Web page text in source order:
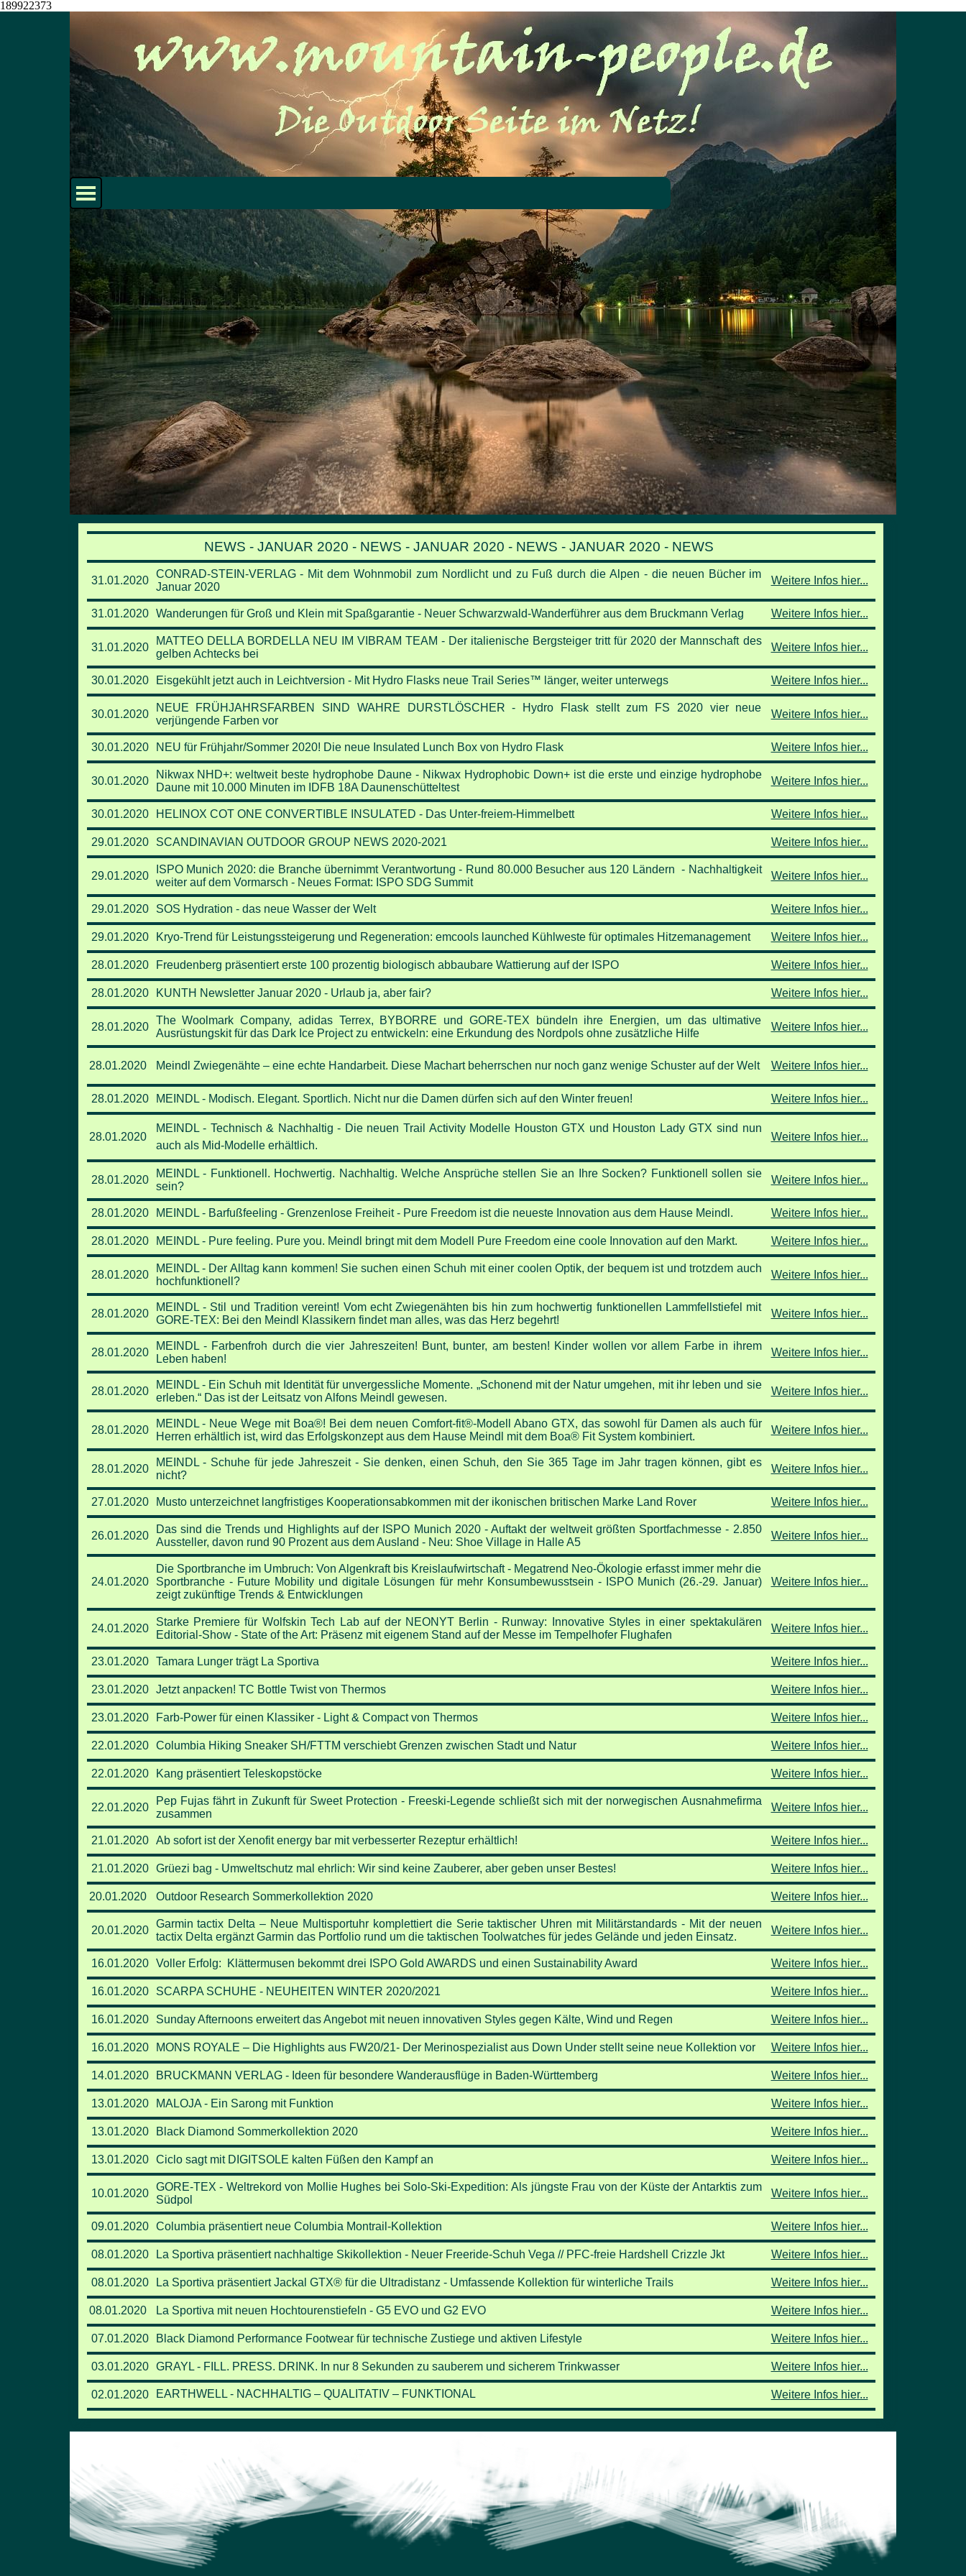
189922373
Direkt zum Seiteninhalt
NEWS - JANUAR 2020 - NEWS - JANUAR 2020 - NEWS - JANUAR 2020 - NEWS
31.01.2020
CONRAD-STEIN-VERLAG - Mit dem Wohnmobil zum Nordlicht und zu Fuß durch die Alpen - die neuen Bücher im
Januar 2020
Weitere Infos hier...
31.01.2020 Wanderungen für Groß und Klein mit Spaßgarantie - Neuer Schwarzwald-Wanderführer aus dem Bruckmann Verlag Weitere Infos hier...
31.01.2020
MATTEO DELLA BORDELLA NEU IM VIBRAM TEAM - Der italienische Bergsteiger tritt für 2020 der Mannschaft des
gelben Achtecks bei
Weitere Infos hier...
30.01.2020 Eisgekühlt jetzt auch in Leichtversion - Mit Hydro Flasks neue Trail Series™ länger, weiter unterwegs Weitere Infos hier...
30.01.2020
NEUE FRÜHJAHRSFARBEN SIND WAHRE DURSTLÖSCHER - Hydro Flask stellt zum FS 2020 vier neue
verjüngende Farben vor
Weitere Infos hier...
30.01.2020 NEU für Frühjahr/Sommer 2020! Die neue Insulated Lunch Box von Hydro Flask Weitere Infos hier...
30.01.2020
Nikwax NHD+: weltweit beste hydrophobe Daune - Nikwax Hydrophobic Down+ ist die erste und einzige hydrophobe
Daune mit 10.000 Minuten im IDFB 18A Daunenschütteltest
Weitere Infos hier...
30.01.2020 HELINOX COT ONE CONVERTIBLE INSULATED - Das Unter-freiem-Himmelbett Weitere Infos hier...
29.01.2020 SCANDINAVIAN OUTDOOR GROUP NEWS 2020-2021 Weitere Infos hier...
29.01.2020
ISPO Munich 2020: die Branche übernimmt Verantwortung - Rund 80.000 Besucher aus 120 Ländern - Nachhaltigkeit
weiter auf dem Vormarsch - Neues Format: ISPO SDG Summit
Weitere Infos hier...
29.01.2020 SOS Hydration - das neue Wasser der Welt Weitere Infos hier...
29.01.2020 Kryo-Trend für Leistungssteigerung und Regeneration: emcools launched Kühlweste für optimales Hitzemanagement Weitere Infos hier...
28.01.2020 Freudenberg präsentiert erste 100 prozentig biologisch abbaubare Wattierung auf der ISPO Weitere Infos hier...
28.01.2020 KUNTH Newsletter Januar 2020 - Urlaub ja, aber fair? Weitere Infos hier...
28.01.2020
The Woolmark Company, adidas Terrex, BYBORRE und GORE-TEX bündeln ihre Energien, um das ultimative
Ausrüstungskit für das Dark Ice Project zu entwickeln: eine Erkundung des Nordpols ohne zusätzliche Hilfe
Weitere Infos hier...
28.01.2020 Meindl Zwiegenähte – eine echte Handarbeit. Diese Machart beherrschen nur noch ganz wenige Schuster auf der Welt Weitere Infos hier...
28.01.2020 MEINDL - Modisch. Elegant. Sportlich. Nicht nur die Damen dürfen sich auf den Winter freuen! Weitere Infos hier...
28.01.2020
MEINDL - Technisch & Nachhaltig - Die neuen Trail Activity Modelle Houston GTX und Houston Lady GTX sind nun
auch als Mid-Modelle erhältlich.
Weitere Infos hier...
28.01.2020
MEINDL - Funktionell. Hochwertig. Nachhaltig. Welche Ansprüche stellen Sie an Ihre Socken? Funktionell sollen sie
sein?
Weitere Infos hier...
28.01.2020 MEINDL - Barfußfeeling - Grenzenlose Freiheit - Pure Freedom ist die neueste Innovation aus dem Hause Meindl. Weitere Infos hier...
28.01.2020 MEINDL - Pure feeling. Pure you. Meindl bringt mit dem Modell Pure Freedom eine coole Innovation auf den Markt. Weitere Infos hier...
28.01.2020
MEINDL - Der Alltag kann kommen! Sie suchen einen Schuh mit einer coolen Optik, der bequem ist und trotzdem auch
hochfunktionell?
Weitere Infos hier...
28.01.2020
MEINDL - Stil und Tradition vereint! Vom echt Zwiegenähten bis hin zum hochwertig funktionellen Lammfellstiefel mit
GORE-TEX: Bei den Meindl Klassikern findet man alles, was das Herz begehrt!
Weitere Infos hier...
28.01.2020
MEINDL - Farbenfroh durch die vier Jahreszeiten! Bunt, bunter, am besten! Kinder wollen vor allem Farbe in ihrem
Leben haben!
Weitere Infos hier...
28.01.2020
MEINDL - Ein Schuh mit Identität für unvergessliche Momente. „Schonend mit der Natur umgehen, mit ihr leben und sie
erleben.“ Das ist der Leitsatz von Alfons Meindl gewesen.
Weitere Infos hier...
28.01.2020
MEINDL - Neue Wege mit Boa®! Bei dem neuen Comfort-fit®-Modell Abano GTX, das sowohl für Damen als auch für
Herren erhältlich ist, wird das Erfolgskonzept aus dem Hause Meindl mit dem Boa® Fit System kombiniert.
Weitere Infos hier...
28.01.2020
MEINDL - Schuhe für jede Jahreszeit - Sie denken, einen Schuh, den Sie 365 Tage im Jahr tragen können, gibt es
nicht?
Weitere Infos hier...
27.01.2020 Musto unterzeichnet langfristiges Kooperationsabkommen mit der ikonischen britischen Marke Land Rover Weitere Infos hier...
26.01.2020
Das sind die Trends und Highlights auf der ISPO Munich 2020 - Auftakt der weltweit größten Sportfachmesse - 2.850
Aussteller, davon rund 90 Prozent aus dem Ausland - Neu: Shoe Village in Halle A5
Weitere Infos hier...
24.01.2020
Die Sportbranche im Umbruch: Von Algenkraft bis Kreislaufwirtschaft - Megatrend Neo-Ökologie erfasst immer mehr die
Sportbranche - Future Mobility und digitale Lösungen für mehr Konsumbewusstsein - ISPO Munich (26.-29. Januar)
zeigt zukünftige Trends & Entwicklungen
Weitere Infos hier...
24.01.2020
Starke Premiere für Wolfskin Tech Lab auf der NEONYT Berlin - Runway: Innovative Styles in einer spektakulären
Editorial-Show - State of the Art: Präsenz mit eigenem Stand auf der Messe im Tempelhofer Flughafen
Weitere Infos hier...
23.01.2020 Tamara Lunger trägt La Sportiva Weitere Infos hier...
23.01.2020 Jetzt anpacken! TC Bottle Twist von Thermos Weitere Infos hier...
23.01.2020 Farb-Power für einen Klassiker - Light & Compact von Thermos Weitere Infos hier...
22.01.2020 Columbia Hiking Sneaker SH/FTTM verschiebt Grenzen zwischen Stadt und Natur Weitere Infos hier...
22.01.2020 Kang präsentiert Teleskopstöcke Weitere Infos hier...
22.01.2020
Pep Fujas fährt in Zukunft für Sweet Protection - Freeski-Legende schließt sich mit der norwegischen Ausnahmefirma
zusammen
Weitere Infos hier...
21.01.2020 Ab sofort ist der Xenofit energy bar mit verbesserter Rezeptur erhältlich! Weitere Infos hier...
21.01.2020 Grüezi bag - Umweltschutz mal ehrlich: Wir sind keine Zauberer, aber geben unser Bestes! Weitere Infos hier...
20.01.2020 Outdoor Research Sommerkollektion 2020 Weitere Infos hier...
20.01.2020
Garmin tactix Delta – Neue Multisportuhr komplettiert die Serie taktischer Uhren mit Militärstandards - Mit der neuen
tactix Delta ergänzt Garmin das Portfolio rund um die taktischen Toolwatches für jedes Gelände und jeden Einsatz.
Weitere Infos hier...
16.01.2020 Voller Erfolg: Klättermusen bekommt drei ISPO Gold AWARDS und einen Sustainability Award Weitere Infos hier...
16.01.2020 SCARPA SCHUHE - NEUHEITEN WINTER 2020/2021 Weitere Infos hier...
16.01.2020 Sunday Afternoons erweitert das Angebot mit neuen innovativen Styles gegen Kälte, Wind und Regen Weitere Infos hier...
16.01.2020 MONS ROYALE – Die Highlights aus FW20/21- Der Merinospezialist aus Down Under stellt seine neue Kollektion vor Weitere Infos hier...
14.01.2020 BRUCKMANN VERLAG - Ideen für besondere Wanderausflüge in Baden-Württemberg Weitere Infos hier...
13.01.2020 MALOJA - Ein Sarong mit Funktion Weitere Infos hier...
13.01.2020 Black Diamond Sommerkollektion 2020 Weitere Infos hier...
13.01.2020 Ciclo sagt mit DIGITSOLE kalten Füßen den Kampf an Weitere Infos hier...
10.01.2020
GORE-TEX - Weltrekord von Mollie Hughes bei Solo-Ski-Expedition: Als jüngste Frau von der Küste der Antarktis zum
Südpol
Weitere Infos hier...
09.01.2020 Columbia präsentiert neue Columbia Montrail-Kollektion Weitere Infos hier...
08.01.2020 La Sportiva präsentiert nachhaltige Skikollektion - Neuer Freeride-Schuh Vega // PFC-freie Hardshell Crizzle Jkt Weitere Infos hier...
08.01.2020 La Sportiva präsentiert Jackal GTX® für die Ultradistanz - Umfassende Kollektion für winterliche Trails Weitere Infos hier...
08.01.2020 La Sportiva mit neuen Hochtourenstiefeln - G5 EVO und G2 EVO Weitere Infos hier...
07.01.2020 Black Diamond Performance Footwear für technische Zustiege und aktiven Lifestyle Weitere Infos hier...
03.01.2020 GRAYL - FILL. PRESS. DRINK. In nur 8 Sekunden zu sauberem und sicherem Trinkwasser Weitere Infos hier...
02.01.2020 EARTHWELL - NACHHALTIG – QUALITATIV – FUNKTIONAL Weitere Infos hier...